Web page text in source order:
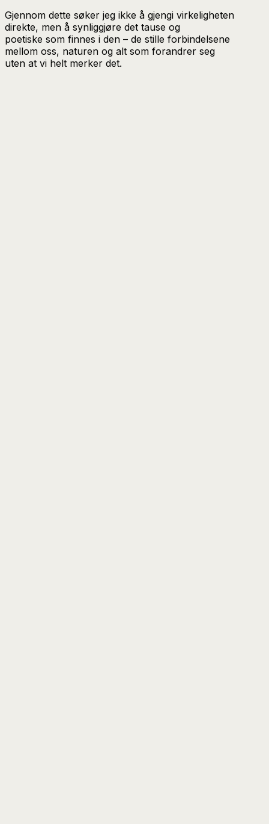
Gjennom dette søker jeg ikke å gjengi virkeligheten
direkte, men å synliggjøre det tause og
poetiske som finnes i den – de stille forbindelsene
mellom oss, naturen og alt som forandrer seg
uten at vi helt merker det.